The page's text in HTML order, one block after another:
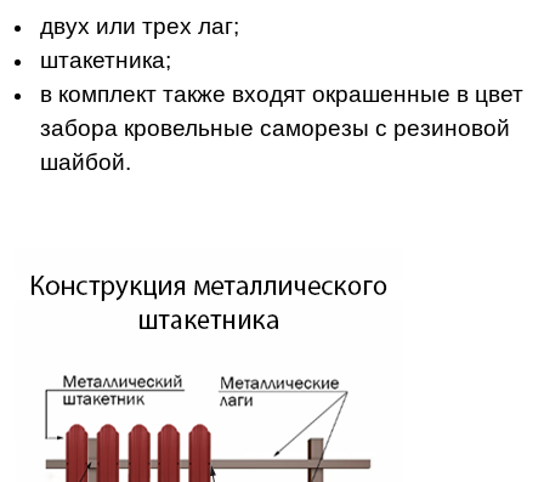
двух или трех лаг;
штакетника;
в комплект также входят окрашенные в цвет
забора кровельные саморезы с резиновой
шайбой.